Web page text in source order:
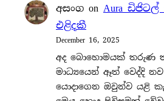
අසංග on Aura
එළිදකී
December 16, 2025
අද බොහොමයක් තරුණ
මාධ්‍යයෙන් ඈත් වෙද්දි
යොදාගෙන ඔවුන්ව යළි